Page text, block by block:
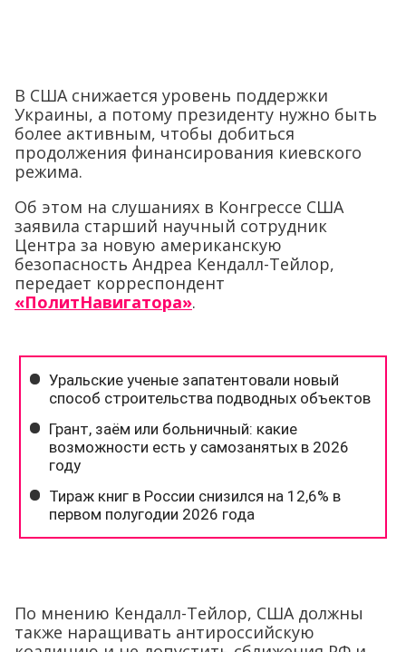
В США снижается уровень поддержки
Украины, а потому президенту нужно быть
более активным, чтобы добиться
продолжения финансирования киевского
режима.
Об этом на слушаниях в Конгрессе США
заявила старший научный сотрудник
Центра за новую американскую
безопасность Андреа Кендалл-Тейлор,
передает корреспондент
«ПолитНавигатора».
По мнению Кендалл-Тейлор, США должны
также наращивать антироссийскую